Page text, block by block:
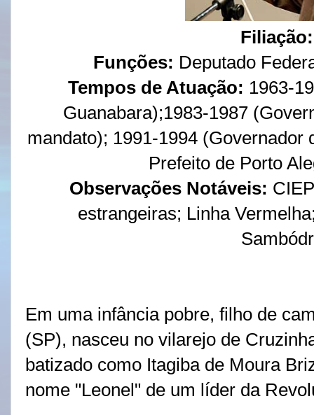
Filiação:
Funções: Deputado
Tempos de Atuação: 1963-
Guanabara);1983-1987
mandato); 1991-1994 (Governador
Prefeito de Porto
Observações Notáveis:
estrangeiras; Linha
Em uma infância pobre, filho de
(SP), nasceu no vilarejo de
batizado como Itagiba de Moura
nome "Leonel" de um líder da